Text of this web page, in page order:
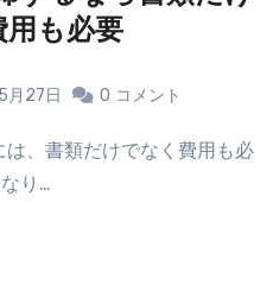
用も必要
月27日 0 コメント
り…